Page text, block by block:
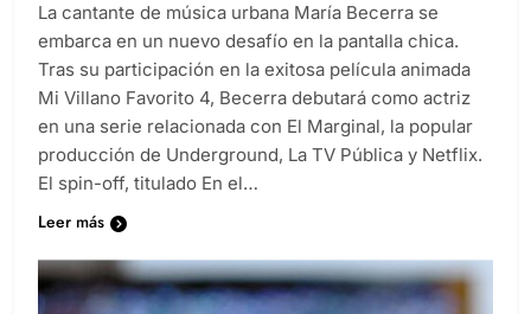
La cantante de música urbana María Becerra se
embarca en un nuevo desafío en la pantalla chica.
Tras su participación en la exitosa película animada
Mi Villano Favorito 4, Becerra debutará como actriz
en una serie relacionada con El Marginal, la popular
producción de Underground, La TV Pública y Netflix.
El spin-off, titulado En el…
Leer más